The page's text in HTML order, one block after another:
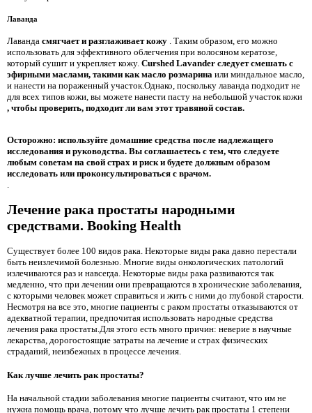
Лаванда
Лаванда смягчает и разглаживает кожу . Таким образом, его можно
использовать для эффективного облегчения при волосяном кератозе,
который сушит и укрепляет кожу. Curshed Lavander следует смешать с
эфирными маслами, такими как масло розмарина или миндальное масло,
и нанести на пораженный участок.Однако, поскольку лаванда подходит не
для всех типов кожи, вы можете нанести пасту на небольшой участок кожи
, чтобы проверить, подходит ли вам этот травяной состав.
Осторожно: используйте домашние средства после надлежащего
исследования и руководства. Вы соглашаетесь с тем, что следуете
любым советам на свой страх и риск и будете должным образом
исследовать или проконсультироваться с врачом.
Лечение рака простаты народными
средствами. Booking Health
Существует более 100 видов рака. Некоторые виды рака давно перестали
быть неизлечимой болезнью. Многие виды онкологических патологий
излечиваются раз и навсегда. Некоторые виды рака развиваются так
медленно, что при лечении они превращаются в хронические заболевания,
с которыми человек может справиться и жить с ними до глубокой старости.
Несмотря на все это, многие пациенты с раком простаты отказываются от
адекватной терапии, предпочитая использовать народные средства
лечения рака простаты.Для этого есть много причин: неверие в научные
лекарства, дорогостоящие затраты на лечение и страх физических
страданий, неизбежных в процессе лечения.
Как лучше лечить рак простаты?
На начальной стадии заболевания многие пациенты считают, что им не
нужна помощь врача, потому что лучше лечить рак простаты 1 степени